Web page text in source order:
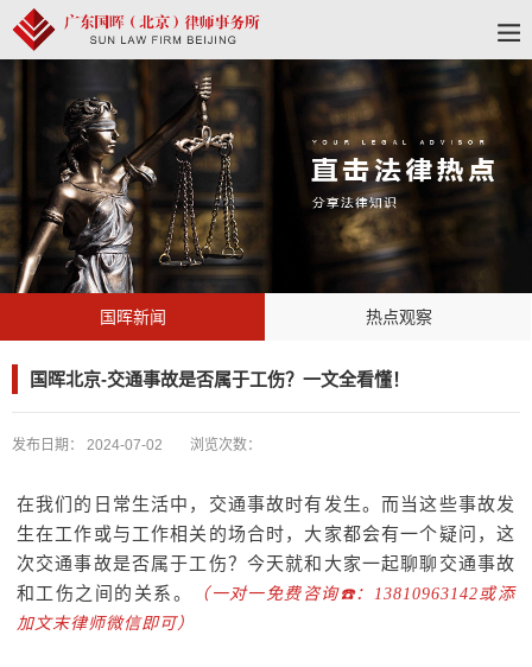
国晖新闻 热点观察
国晖北京-交通事故是否属于工伤？一文全看懂！
发布日期： 2024-07-02 浏览次数：
在我们的日常生活中，交通事故时有发生。而当这些事故发
生在工作或与工作相关的场合时，大家都会有一个疑问，这
次交通事故是否属于工伤？今天就和大家一起聊聊交通事故
和工伤之间的关系。
（一对一免费咨询☎️：13810963142或添
加文末律师微信即可）